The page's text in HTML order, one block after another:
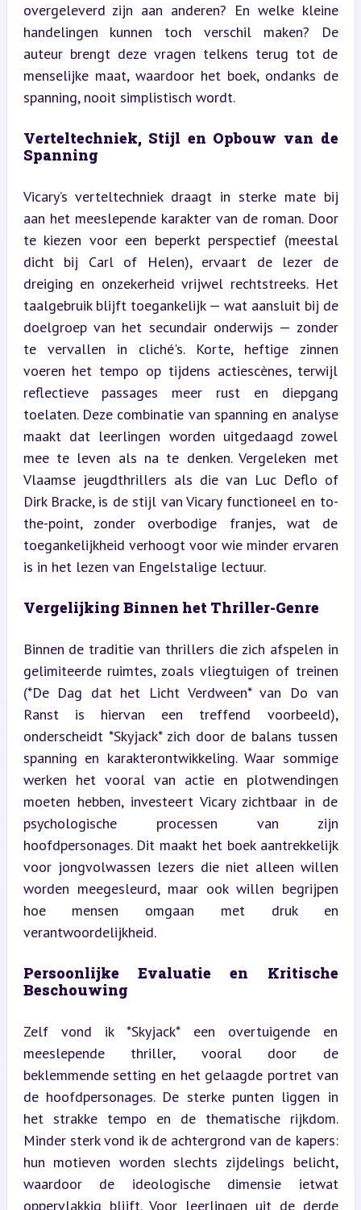
overgeleverd zijn aan anderen? En welke kleine
handelingen kunnen toch verschil maken? De
auteur brengt deze vragen telkens terug tot de
menselijke maat, waardoor het boek, ondanks de
spanning, nooit simplistisch wordt.
Verteltechniek, Stijl en Opbouw van de
Spanning
Vicary’s verteltechniek draagt in sterke mate bij
aan het meeslepende karakter van de roman. Door
te kiezen voor een beperkt perspectief (meestal
dicht bij Carl of Helen), ervaart de lezer de
dreiging en onzekerheid vrijwel rechtstreeks. Het
taalgebruik blijft toegankelijk — wat aansluit bij de
doelgroep van het secundair onderwijs — zonder
te vervallen in cliché's. Korte, heftige zinnen
voeren het tempo op tijdens actiescènes, terwijl
reflectieve passages meer rust en diepgang
toelaten. Deze combinatie van spanning en analyse
maakt dat leerlingen worden uitgedaagd zowel
mee te leven als na te denken. Vergeleken met
Vlaamse jeugdthrillers als die van Luc Deflo of
Dirk Bracke, is de stijl van Vicary functioneel en to-
the-point, zonder overbodige franjes, wat de
toegankelijkheid verhoogt voor wie minder ervaren
is in het lezen van Engelstalige lectuur.
Vergelijking Binnen het Thriller-Genre
Binnen de traditie van thrillers die zich afspelen in
gelimiteerde ruimtes, zoals vliegtuigen of treinen
(*De Dag dat het Licht Verdween* van Do van
Ranst is hiervan een treffend voorbeeld),
onderscheidt *Skyjack* zich door de balans tussen
spanning en karakterontwikkeling. Waar sommige
werken het vooral van actie en plotwendingen
moeten hebben, investeert Vicary zichtbaar in de
psychologische processen van zijn
hoofdpersonages. Dit maakt het boek aantrekkelijk
voor jongvolwassen lezers die niet alleen willen
worden meegesleurd, maar ook willen begrijpen
hoe mensen omgaan met druk en
verantwoordelijkheid.
Persoonlijke Evaluatie en Kritische
Beschouwing
Zelf vond ik *Skyjack* een overtuigende en
meeslepende thriller, vooral door de
beklemmende setting en het gelaagde portret van
de hoofdpersonages. De sterke punten liggen in
het strakke tempo en de thematische rijkdom.
Minder sterk vond ik de achtergrond van de kapers:
hun motieven worden slechts zijdelings belicht,
waardoor de ideologische dimensie ietwat
oppervlakkig blijft. Voor leerlingen uit de derde